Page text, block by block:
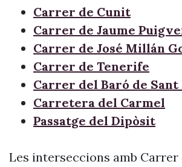
Carrer de Cunit
Carrer de Jaume
Carrer de José Millán
Carrer de Tenerife
Carrer del Baró de Sant
Carretera del Carmel
Passatge del Dipòsit
Les interseccions amb Carrer